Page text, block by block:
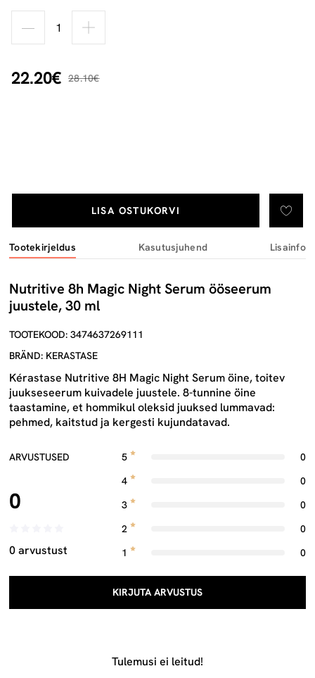
22.20€ 28.10€
LISA OSTUKORVI
Tootekirjeldus Kasutusjuhend Lisainfo
Nutritive 8h Magic Night Serum ööseerum
juustele, 30 ml
TOOTEKOOD: 3474637269111
BRÄND: KERASTASE
Kérastase Nutritive 8H Magic Night Serum öine, toitev
juukseseerum kuivadele juustele. 8-tunnine öine
taastamine, et hommikul oleksid juuksed lummavad:
pehmed, kaitstud ja kergesti kujundatavad.
ARVUSTUSED
0
0 arvustust
5
0
4
0
3
0
2
0
1
0
KIRJUTA ARVUSTUS
Tulemusi ei leitud!